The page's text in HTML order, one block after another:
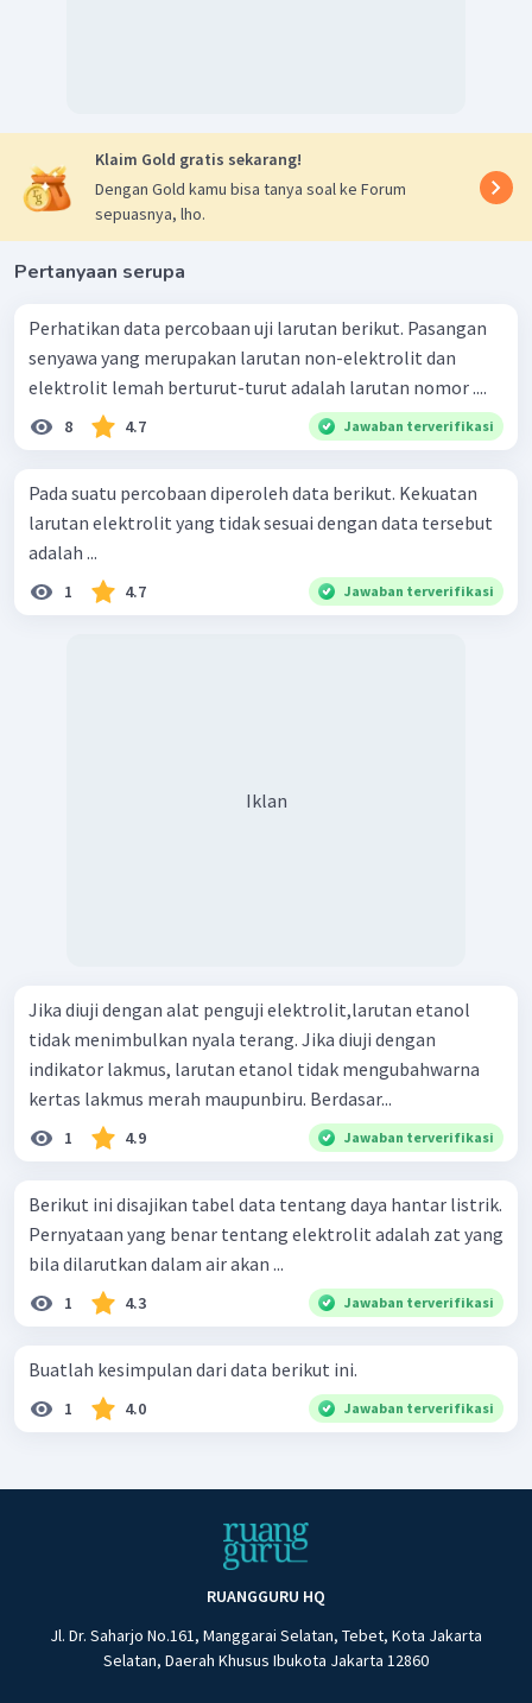
Klaim Gold gratis sekarang!
Dengan Gold kamu bisa tanya soal ke Forum
sepuasnya, lho.
Pertanyaan serupa
Perhatikan data percobaan uji larutan berikut. Pasangan
senyawa yang merupakan larutan non-elektrolit dan
elektrolit lemah berturut-turut adalah larutan nomor ....
8 4.7 Jawaban terverifikasi
Pada suatu percobaan diperoleh data berikut. Kekuatan
larutan elektrolit yang tidak sesuai dengan data tersebut
adalah ...
1 4.7 Jawaban terverifikasi
Iklan
Jika diuji dengan alat penguji elektrolit,larutan etanol
tidak menimbulkan nyala terang. Jika diuji dengan
indikator lakmus, larutan etanol tidak mengubahwarna
kertas lakmus merah maupunbiru. Berdasar...
1 4.9 Jawaban terverifikasi
Berikut ini disajikan tabel data tentang daya hantar listrik.
Pernyataan yang benar tentang elektrolit adalah zat yang
bila dilarutkan dalam air akan ...
1 4.3 Jawaban terverifikasi
Buatlah kesimpulan dari data berikut ini.
1 4.0 Jawaban terverifikasi
RUANGGURU HQ
Jl. Dr. Saharjo No.161, Manggarai Selatan, Tebet, Kota Jakarta
Selatan, Daerah Khusus Ibukota Jakarta 12860